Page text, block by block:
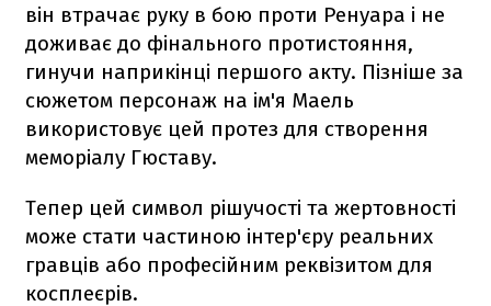
він втрачає руку в бою проти Ренуара і не
доживає до фінального протистояння,
гинучи наприкінці першого акту. Пізніше за
сюжетом персонаж на ім'я Маель
використовує цей протез для створення
меморіалу Гюставу.
Тепер цей символ рішучості та жертовності
може стати частиною інтер'єру реальних
гравців або професійним реквізитом для
косплеєрів.